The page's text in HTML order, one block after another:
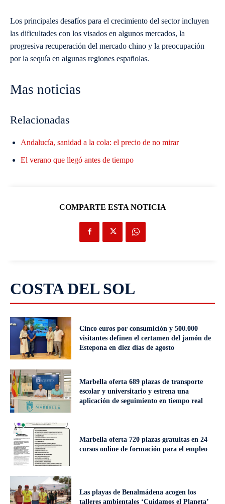
Los principales desafíos para el crecimiento del sector incluyen
las dificultades con los visados en algunos mercados, la
progresiva recuperación del mercado chino y la preocupación
por la sequía en algunas regiones españolas.
Mas noticias
Relacionadas
Andalucía, sanidad a la cola: el precio de no mirar
El verano que llegó antes de tiempo
COMPARTE ESTA NOTICIA
COSTA DEL SOL
Cinco euros por consumición y 500.000
visitantes definen el certamen del jamón de
Estepona en diez días de agosto
Marbella oferta 689 plazas de transporte
escolar y universitario y estrena una
aplicación de seguimiento en tiempo real
Marbella oferta 720 plazas gratuitas en 24
cursos online de formación para el empleo
Las playas de Benalmádena acogen los
talleres ambientales ‘Cuidamos el Planeta’